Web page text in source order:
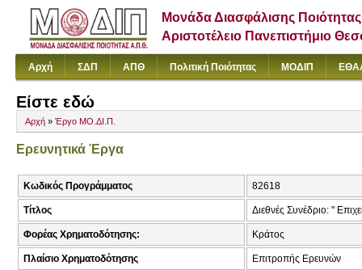
Μονάδα Διασφάλισης Ποιότητας
Αριστοτέλειο Πανεπιστήμιο
Αρχή ΣΔΠ ΑΠΘ Πολιτική Ποιότητας ΜΟΔΙΠ
Είστε εδώ
Αρχή » Έργο ΜΟ.ΔΙ.Π.
Ερευνητικά Έργα
Κωδικός Προγράμματος 82618
Τίτλος Διεθνές Συνέδριο: "
Φορέας Χρηματοδότησης: Κράτος
Πλαίσιο Χρηματοδότησης Επιτροπής Ερευνών